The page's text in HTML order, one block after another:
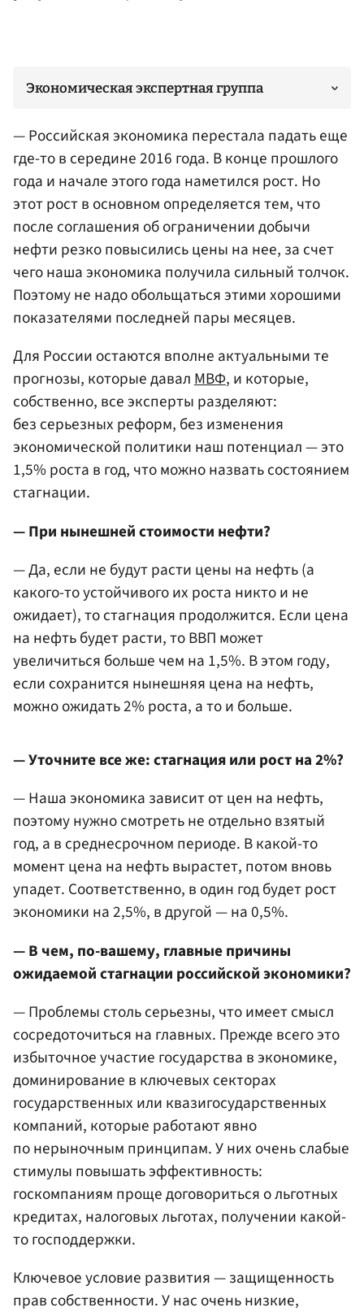
Экономическая экспертная группа
— Российская экономика перестала падать еще
где-то в середине 2016 года. В конце прошлого
года и начале этого года наметился рост. Но
этот рост в основном определяется тем, что
после соглашения об ограничении добычи
нефти резко повысились цены на нее, за счет
чего наша экономика получила сильный толчок.
Поэтому не надо обольщаться этими хорошими
показателями последней пары месяцев.
Для России остаются вполне актуальными те
прогнозы, которые давалМВФ, и которые,
собственно, все эксперты разделяют:
без серьезных реформ, без изменения
экономической политики наш потенциал — это
1,5% роста в год, что можно назвать состоянием
стагнации.
— При нынешней стоимости нефти?
— Да, если не будут расти цены на нефть (а
какого-то устойчивого их роста никто и не
ожидает), то стагнация продолжится. Если цена
на нефть будет расти, то ВВП может
увеличиться больше чем на 1,5%. В этом году,
если сохранится нынешняя цена на нефть,
можно ожидать 2% роста, а то и больше.
— Уточните все же: стагнация или рост на 2%?
— Наша экономика зависит от цен на нефть,
поэтому нужно смотреть не отдельно взятый
год, а в среднесрочном периоде. В какой-то
момент цена на нефть вырастет, потом вновь
упадет. Соответственно, в один год будет рост
экономики на 2,5%, в другой — на 0,5%.
— В чем, по-вашему, главные причины
ожидаемой стагнации российской экономики?
— Проблемы столь серьезны, что имеет смысл
сосредоточиться на главных. Прежде всего это
избыточное участие государства в экономике,
доминирование в ключевых секторах
государственных или квазигосударственных
компаний, которые работают явно
по нерыночным принципам. У них очень слабые
стимулы повышать эффективность:
госкомпаниям проще договориться о льготных
кредитах, налоговых льготах, получении какой-
то господдержки.
Ключевое условие развития — защищенность
прав собственности. У нас очень низкие,